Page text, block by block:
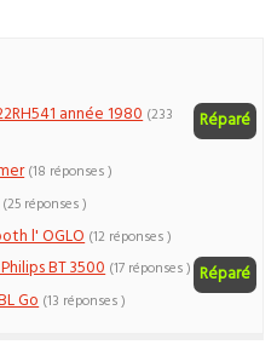
année 1980 Réparé
(233
(18 réponses )
(25 réponses )
l' OGLO (12 réponses )
BT 3500 Réparé
(17 réponses )
Go (13 réponses )